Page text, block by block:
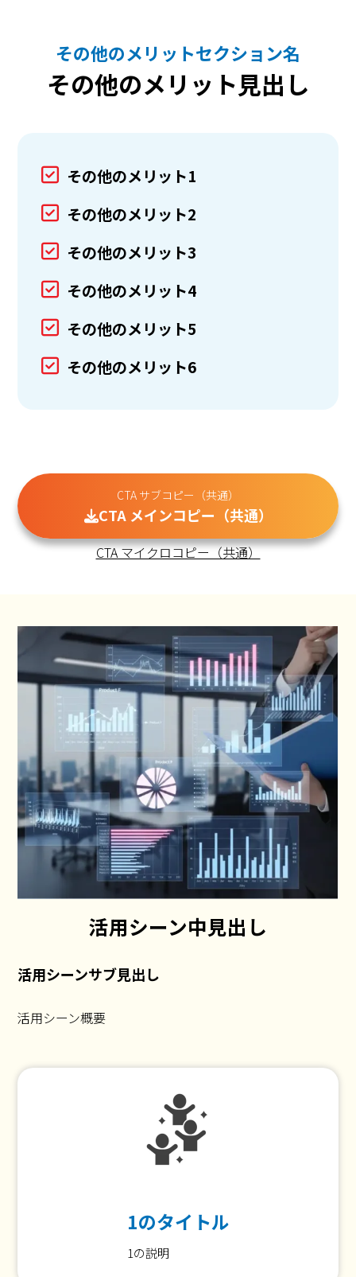
その他のメリットセクション名
その他のメリット見出し
その他のメリット1
その他のメリット2
その他のメリット3
その他のメリット4
その他のメリット5
その他のメリット6
CTA サブコピー（共通）
CTA メインコピー（共通）
CTA マイクロコピー（共通）
活用シーン中見出し
活用シーンサブ見出し
活用シーン概要
1のタイトル
1の説明